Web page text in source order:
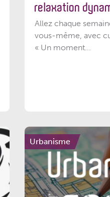
relaxation
Allez chaque
vous-même, avec
« Un moment...
Urbanisme